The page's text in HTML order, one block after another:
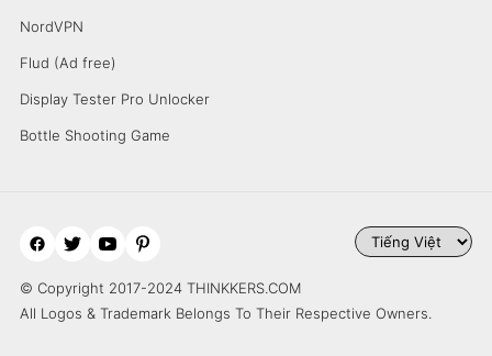
NordVPN
Flud (Ad free)
Display Tester Pro Unlocker
Bottle Shooting Game
© Copyright 2017-2024 THINKKERS.COM
All Logos & Trademark Belongs To Their Respective Owners.